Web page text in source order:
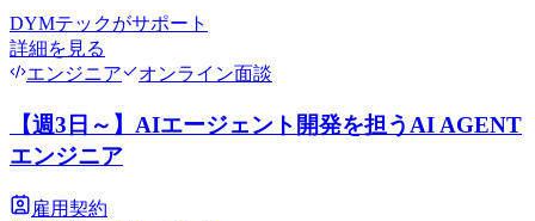
DYMテックがサポート
詳細を見る
エンジニア
オンライン面談
【週3日～】AIエージェント開発を担うAI AGENT
エンジニア
雇用契約